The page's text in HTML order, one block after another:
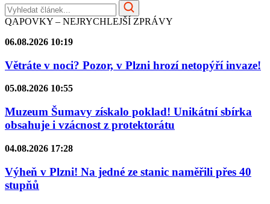
QAPOVKY – NEJRYCHLEJŠÍ ZPRÁVY
06.08.2026 10:19
Větráte v noci? Pozor, v Plzni hrozí netopýří invaze!
05.08.2026 10:55
Muzeum Šumavy získalo poklad! Unikátní sbírka
obsahuje i vzácnost z protektorátu
04.08.2026 17:28
Výheň v Plzni! Na jedné ze stanic naměřili přes 40
stupňů